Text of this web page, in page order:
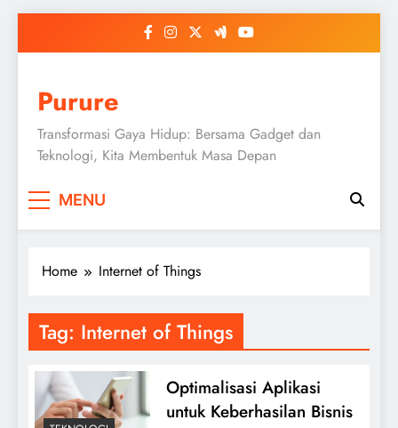
Purure
Transformasi Gaya Hidup: Bersama Gadget dan
Teknologi, Kita Membentuk Masa Depan
MENU
Home Internet of Things
Tag: Internet of Things
Optimalisasi Aplikasi
untuk Keberhasilan Bisnis